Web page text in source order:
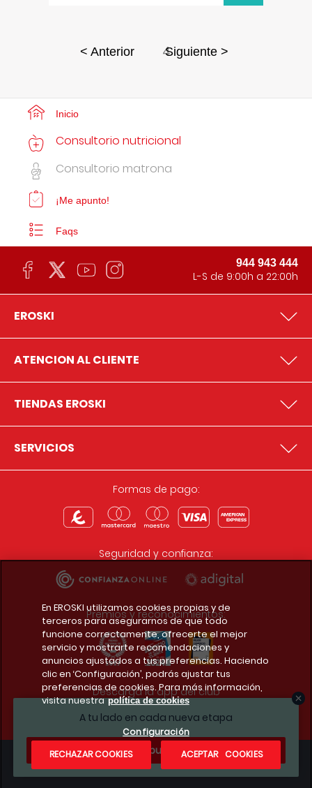
< Anterior 4
Siguiente >
A tu lado en cada nueva etapa
¿Te apuntas?
Inicio
Consultorio nutricional
Consultorio matrona
¡Me apunto!
Faqs
944 943 444
L-S de 9:00h a 22:00h
EROSKI
ATENCION AL CLIENTE
TIENDAS EROSKI
SERVICIOS
Formas de pago:
Seguridad y confianza:
Premios y reconocimientos:
Descarga la app del club
Condiciones legales
En EROSKI utilizamos cookies propias y de
terceros para asegurarnos de que todo
funcione correctamente, ofrecerte el mejor
servicio y mostrarte recomendaciones y
anuncios ajustados a tus preferencias. Haciendo
clic en ‘Configuración’, podrás ajustar tus
preferencias de cookies. Para más información,
visita nuestra política de cookies
Configuración
RECHAZAR COOKIES
ACEPTAR COOKIES